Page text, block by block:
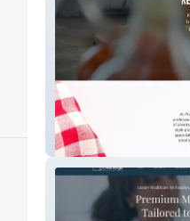
Pro Dough Company